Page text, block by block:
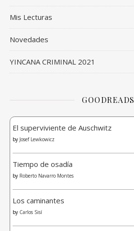
Mis Lecturas
Novedades
YINCANA CRIMINAL 2021
GOODREADS
El superviviente de Auschwitz
by Josef Lewkowicz
Tiempo de osadía
by Roberto Navarro Montes
Los caminantes
by Carlos Sisí